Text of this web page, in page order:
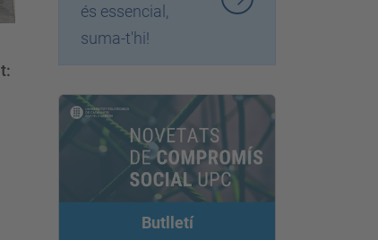
és essencial,
suma-t'hi!
Butlletí